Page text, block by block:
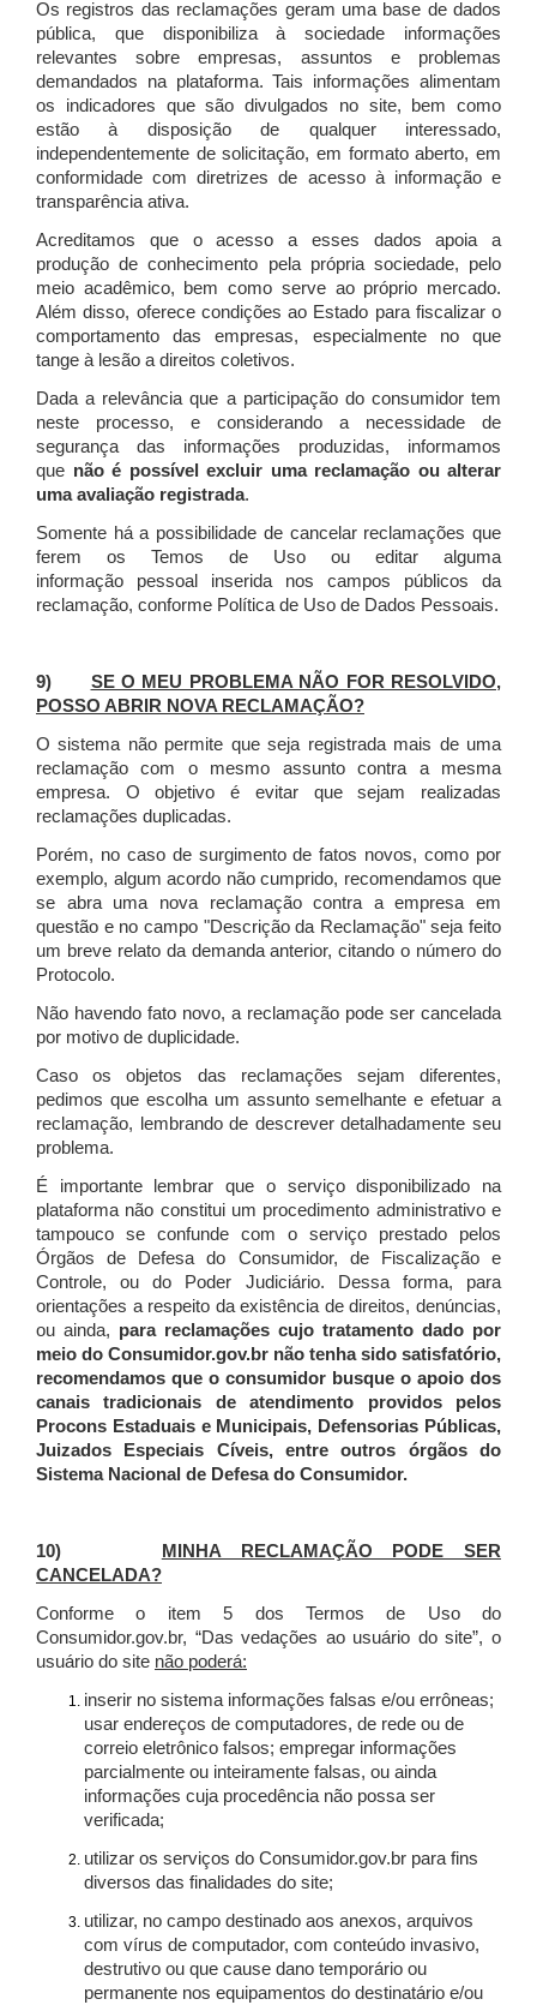
Os registros das reclamações geram uma base de dados
pública, que disponibiliza à sociedade informações
relevantes sobre empresas, assuntos e problemas
demandados na plataforma. Tais informações alimentam
os indicadores que são divulgados no site, bem como
estão à disposição de qualquer interessado,
independentemente de solicitação, em formato aberto, em
conformidade com diretrizes de acesso à informação e
transparência ativa.
Acreditamos que o acesso a esses dados apoia a
produção de conhecimento pela própria sociedade, pelo
meio acadêmico, bem como serve ao próprio mercado.
Além disso, oferece condições ao Estado para fiscalizar o
comportamento das empresas, especialmente no que
tange à lesão a direitos coletivos.
Dada a relevância que a participação do consumidor tem
neste processo, e considerando a necessidade de
segurança das informações produzidas, informamos
que não é possível excluir uma reclamação ou alterar
uma avaliação registrada.
Somente há a possibilidade de cancelar reclamações que
ferem os Temos de Uso ou editar alguma
informação pessoal inserida nos campos públicos da
reclamação, conforme Política de Uso de Dados Pessoais.
9) SE O MEU PROBLEMA NÃO FOR RESOLVIDO,
POSSO ABRIR NOVA RECLAMAÇÃO?
O sistema não permite que seja registrada mais de uma
reclamação com o mesmo assunto contra a mesma
empresa. O objetivo é evitar que sejam realizadas
reclamações duplicadas.
Porém, no caso de surgimento de fatos novos, como por
exemplo, algum acordo não cumprido, recomendamos que
se abra uma nova reclamação contra a empresa em
questão e no campo "Descrição da Reclamação" seja feito
um breve relato da demanda anterior, citando o número do
Protocolo.
Não havendo fato novo, a reclamação pode ser cancelada
por motivo de duplicidade.
Caso os objetos das reclamações sejam diferentes,
pedimos que escolha um assunto semelhante e efetuar a
reclamação, lembrando de descrever detalhadamente seu
problema.
É importante lembrar que o serviço disponibilizado na
plataforma não constitui um procedimento administrativo e
tampouco se confunde com o serviço prestado pelos
Órgãos de Defesa do Consumidor, de Fiscalização e
Controle, ou do Poder Judiciário. Dessa forma, para
orientações a respeito da existência de direitos, denúncias,
ou ainda, para reclamações cujo tratamento dado por
meio do Consumidor.gov.br não tenha sido satisfatório,
recomendamos que o consumidor busque o apoio dos
canais tradicionais de atendimento providos pelos
Procons Estaduais e Municipais, Defensorias Públicas,
Juizados Especiais Cíveis, entre outros órgãos do
Sistema Nacional de Defesa do Consumidor.
10)
MINHA RECLAMAÇÃO PODE SER
CANCELADA?
Conforme o item 5 dos Termos de Uso do
Consumidor.gov.br, “Das vedações ao usuário do site”, o
usuário do site não poderá:
inserir no sistema informações falsas e/ou errôneas;
usar endereços de computadores, de rede ou de
correio eletrônico falsos; empregar informações
parcialmente ou inteiramente falsas, ou ainda
informações cuja procedência não possa ser
verificada;
utilizar os serviços do Consumidor.gov.br para fins
diversos das finalidades do site;
utilizar, no campo destinado aos anexos, arquivos
com vírus de computador, com conteúdo invasivo,
destrutivo ou que cause dano temporário ou
permanente nos equipamentos do destinatário e/ou